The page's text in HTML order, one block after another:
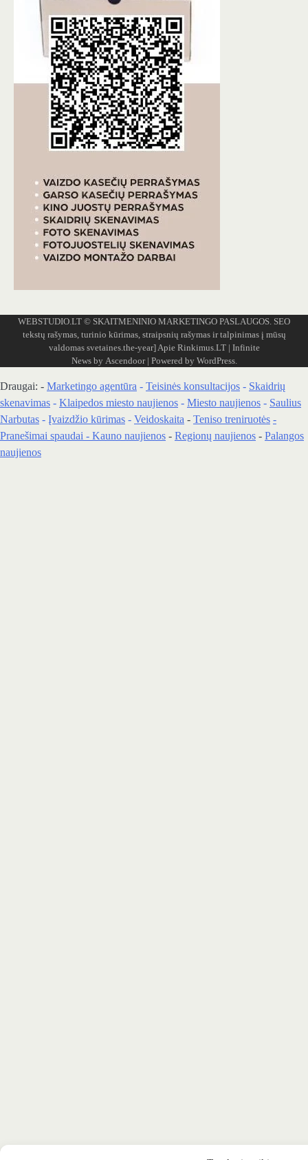
WEBSTUDIO.LT © SKAITMENINIO MARKETINGO PASLAUGOS. SEO
tekstų rašymas, turinio kūrimas, straipsnių rašymas ir talpinimas į mūsų
valdomas svetaines.the-year] Apie Rinkimus.LT| Infinite
News by Ascendoor| Powered by WordPress.
Draugai: - Marketingo agentūra - Teisinės konsultacijos - Skaidrių
skenavimas - Klaipedos miesto naujienos - Miesto naujienos - Saulius
Narbutas - Įvaizdžio kūrimas - Veidoskaita - Teniso treniruotės -
Pranešimai spaudai - Kauno naujienos - Regionų naujienos - Palangos
naujienos